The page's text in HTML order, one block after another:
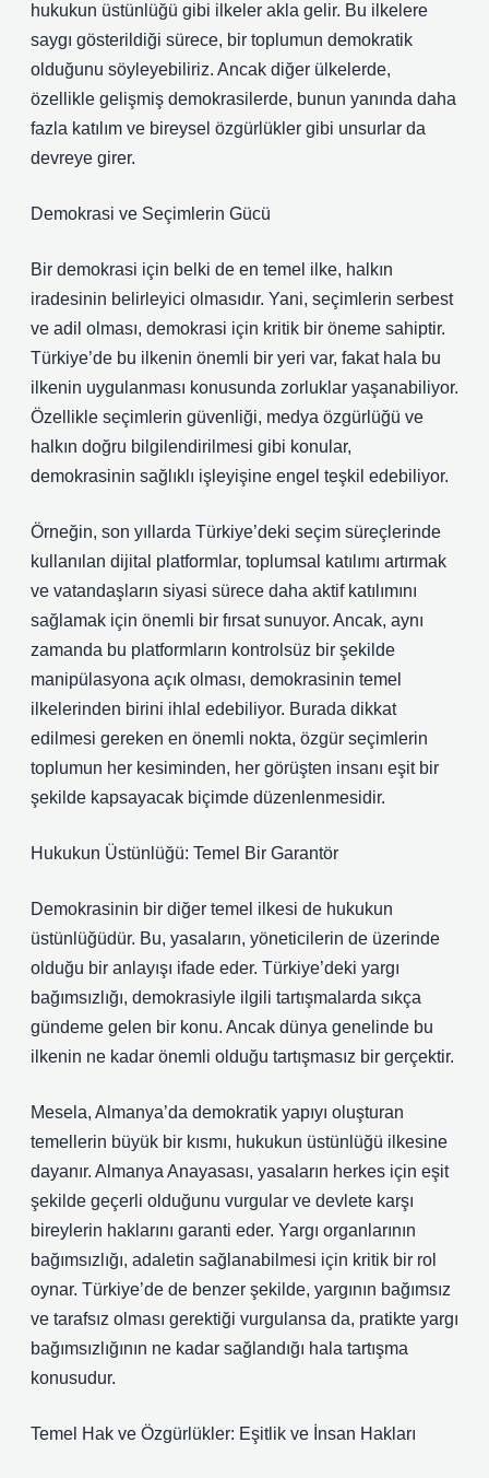
hukukun üstünlüğü gibi ilkeler akla gelir. Bu ilkelere
saygı gösterildiği sürece, bir toplumun demokratik
olduğunu söyleyebiliriz. Ancak diğer ülkelerde,
özellikle gelişmiş demokrasilerde, bunun yanında daha
fazla katılım ve bireysel özgürlükler gibi unsurlar da
devreye girer.
Demokrasi ve Seçimlerin Gücü
Bir demokrasi için belki de en temel ilke, halkın
iradesinin belirleyici olmasıdır. Yani, seçimlerin serbest
ve adil olması, demokrasi için kritik bir öneme sahiptir.
Türkiye’de bu ilkenin önemli bir yeri var, fakat hala bu
ilkenin uygulanması konusunda zorluklar yaşanabiliyor.
Özellikle seçimlerin güvenliği, medya özgürlüğü ve
halkın doğru bilgilendirilmesi gibi konular,
demokrasinin sağlıklı işleyişine engel teşkil edebiliyor.
Örneğin, son yıllarda Türkiye’deki seçim süreçlerinde
kullanılan dijital platformlar, toplumsal katılımı artırmak
ve vatandaşların siyasi sürece daha aktif katılımını
sağlamak için önemli bir fırsat sunuyor. Ancak, aynı
zamanda bu platformların kontrolsüz bir şekilde
manipülasyona açık olması, demokrasinin temel
ilkelerinden birini ihlal edebiliyor. Burada dikkat
edilmesi gereken en önemli nokta, özgür seçimlerin
toplumun her kesiminden, her görüşten insanı eşit bir
şekilde kapsayacak biçimde düzenlenmesidir.
Hukukun Üstünlüğü: Temel Bir Garantör
Demokrasinin bir diğer temel ilkesi de hukukun
üstünlüğüdür. Bu, yasaların, yöneticilerin de üzerinde
olduğu bir anlayışı ifade eder. Türkiye’deki yargı
bağımsızlığı, demokrasiyle ilgili tartışmalarda sıkça
gündeme gelen bir konu. Ancak dünya genelinde bu
ilkenin ne kadar önemli olduğu tartışmasız bir gerçektir.
Mesela, Almanya’da demokratik yapıyı oluşturan
temellerin büyük bir kısmı, hukukun üstünlüğü ilkesine
dayanır. Almanya Anayasası, yasaların herkes için eşit
şekilde geçerli olduğunu vurgular ve devlete karşı
bireylerin haklarını garanti eder. Yargı organlarının
bağımsızlığı, adaletin sağlanabilmesi için kritik bir rol
oynar. Türkiye’de de benzer şekilde, yargının bağımsız
ve tarafsız olması gerektiği vurgulansa da, pratikte yargı
bağımsızlığının ne kadar sağlandığı hala tartışma
konusudur.
Temel Hak ve Özgürlükler: Eşitlik ve İnsan Hakları